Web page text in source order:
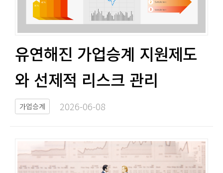
유연해진 가업승계 지원제도
와 선제적 리스크 관리​​
가업승계 2026-06-08​